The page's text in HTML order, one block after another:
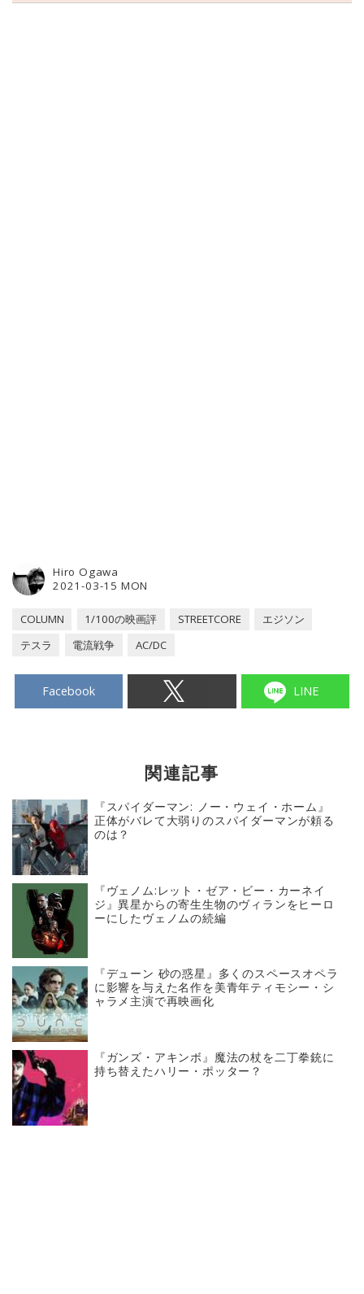
2021-03-15 MON
Hiro Ogawa
COLUMN 1/100の映画評 STREETCORE
エジソン
テスラ
電流戦争 AC/DC
Facebook LINE
関連記事
『スパイダーマン: ノー・ウェイ・ホーム』
正体がバレて大弱りのスパイダーマンが頼る
のは？
『ヴェノム:レット・ゼア・ビー・カーネイ
ジ』異星からの寄生生物のヴィランをヒーロ
ーにしたヴェノムの続編
『デューン 砂の惑星』多くのスペースオペラ
に影響を与えた名作を美青年ティモシー・シ
ャラメ主演で再映画化
『ガンズ・アキンボ』魔法の杖を二丁拳銃に
持ち替えたハリー・ポッター？